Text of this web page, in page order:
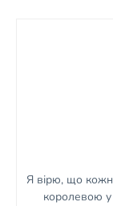
Я вірю, що
королевою